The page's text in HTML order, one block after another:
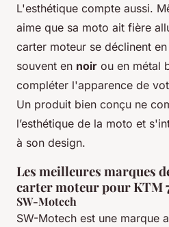
L'esthétique compte aussi.
aime que sa moto ait fière
carter moteur se déclinent
souvent en noir ou en métal
compléter l'apparence de
Un produit bien conçu ne
l’esthétique de la moto et
à son design.
Les meilleures marques
carter moteur pour KTM
SW-Motech
SW-Motech est une marque